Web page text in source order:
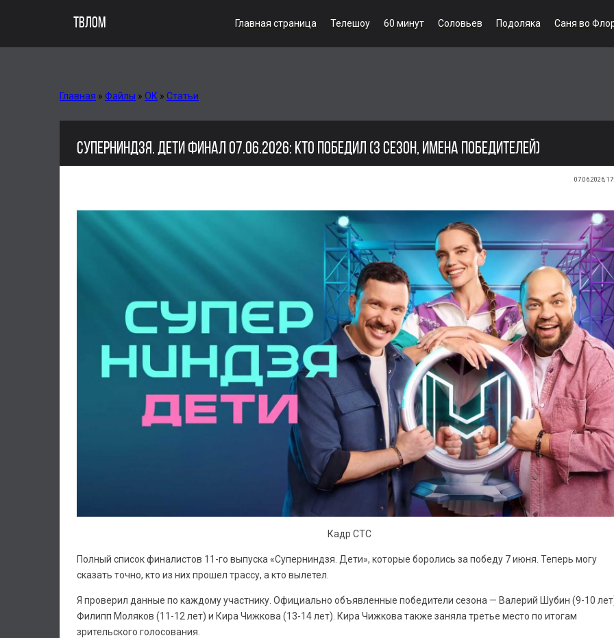
ТВЛОМ Главная страница Телешоу 60 минут Соловьев Подоляка Саня во
Главная » Файлы » ОК » Статьи
СУПЕРНИНДЗЯ. ДЕТИ ФИНАЛ 07.06.2026: КТО ПОБЕДИЛ (3 СЕЗОН, ИМЕНА ПОБЕДИТЕЛЕЙ)
07.06.2026,
Кадр СТС
Полный список финалистов 11-го выпуска «Суперниндзя. Дети», которые боролись за победу 7 июня. Теперь могу
сказать точно, кто из них прошел трассу, а кто вылетел.
Я проверил данные по каждому участнику. Официально объявленные победители сезона — Валерий Шубин (9-10
Филипп Моляков (11-12 лет) и Кира Чижкова (13-14 лет). Кира Чижкова также заняла третье место по итогам
зрительского голосования.